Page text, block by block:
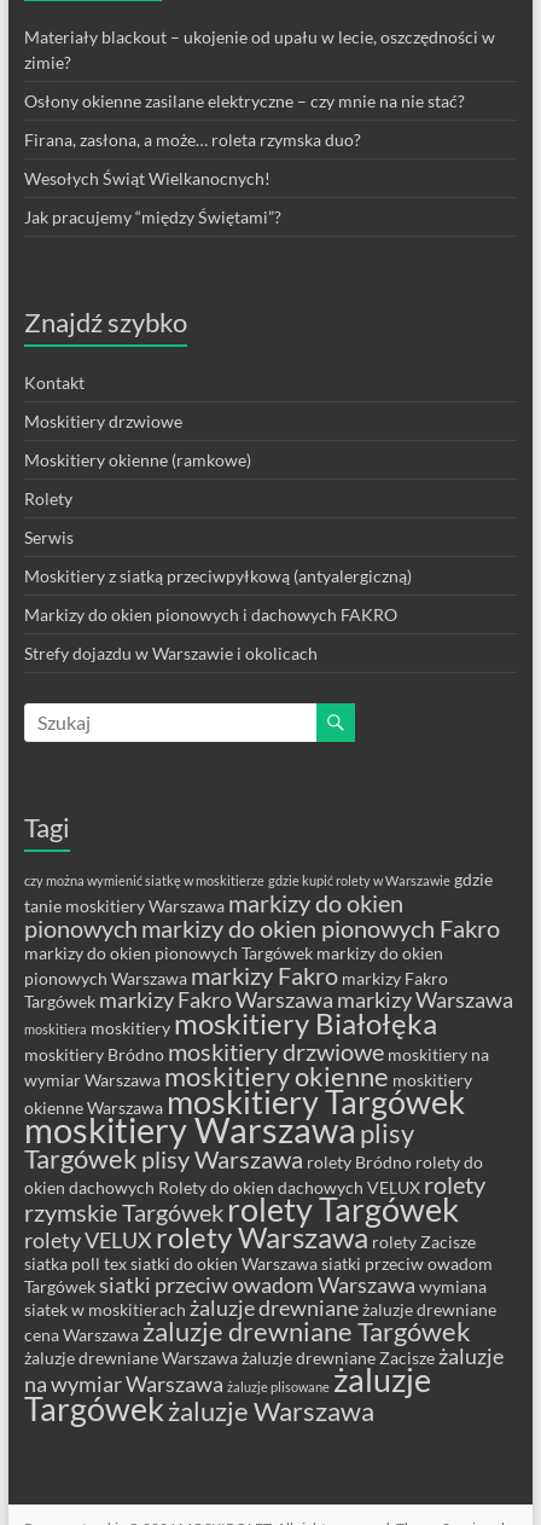
Materiały blackout – ukojenie od upału w lecie, oszczędności w
zimie?
Osłony okienne zasilane elektryczne – czy mnie na nie stać?
Firana, zasłona, a może… roleta rzymska duo?
Wesołych Świąt Wielkanocnych!
Jak pracujemy “między Świętami”?
Znajdź szybko
Kontakt
Moskitiery drzwiowe
Moskitiery okienne (ramkowe)
Rolety
Serwis
Moskitiery z siatką przeciwpyłkową (antyalergiczną)
Markizy do okien pionowych i dachowych FAKRO
Strefy dojazdu w Warszawie i okolicach
Tagi
czy można wymienić siatkę w moskitierze gdzie kupić rolety w Warszawie gdzie
tanie moskitiery Warszawa markizy do okien
pionowych markizy do okien pionowych Fakro
markizy do okien pionowych Targówek markizy do okien
pionowych Warszawa markizy Fakro markizy Fakro
Targówek markizy Fakro Warszawa markizy Warszawa
moskitiera moskitiery moskitiery Białołęka
moskitiery Bródno moskitiery drzwiowe moskitiery na
wymiar Warszawa moskitiery okienne moskitiery
okienne Warszawa moskitiery Targówek
moskitiery Warszawa plisy
Targówek plisy Warszawa rolety Bródno rolety do
okien dachowych Rolety do okien dachowych VELUX rolety
rzymskie Targówek rolety Targówek
rolety VELUX rolety Warszawa rolety Zacisze
siatka poll texsiatki do okien Warszawasiatki przeciw owadom
Targóweksiatki przeciw owadom Warszawa wymiana
siatek w moskitierach żaluzje drewnianeżaluzje drewniane
cena Warszawa żaluzje drewniane Targówek
żaluzje drewniane Warszaważaluzje drewniane Zacisze żaluzje
na wymiar Warszawa żaluzje plisowane żaluzje
Targówekżaluzje Warszawa